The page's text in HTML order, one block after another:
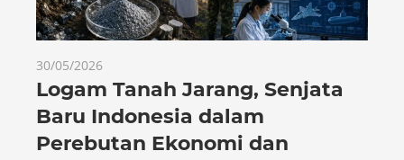
30/05/2026
Logam Tanah Jarang, Senjata
Baru Indonesia dalam
Perebutan Ekonomi dan